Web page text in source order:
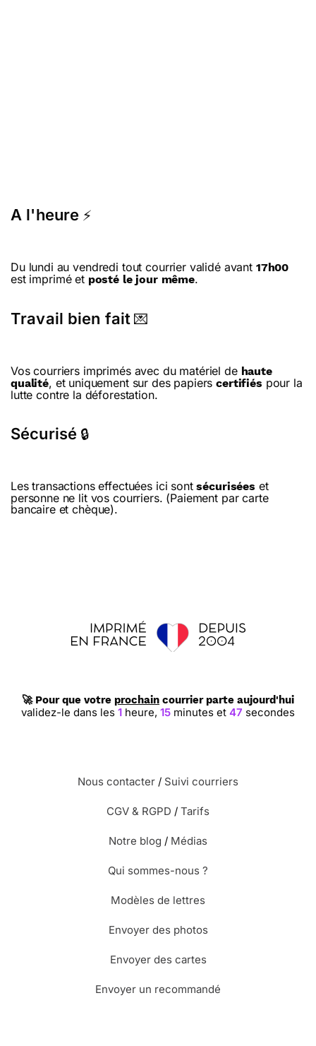
A l'heure ⚡
Du lundi au vendredi tout courrier validé avant 17h00
est imprimé et posté le jour même.
Travail bien fait 💌
Vos courriers imprimés avec du matériel de haute
qualité, et uniquement sur des papierscertifiés pour la
lutte contre la déforestation.
Sécurisé 🔒
Les transactions effectuées ici sontsécurisées et
personne ne lit vos courriers. (Paiement par carte
bancaire et chèque).
🚀 Pour que votre prochain courrier parte aujourd'hui
validez-le dans les 1heure, 15minutes et 46 secondes
Nous contacter / Suivi courriers
CGV & RGPD / Tarifs
Notre blog / Médias
Qui sommes-nous ?
Modèles de lettres
Envoyer des photos
Envoyer des cartes
Envoyer un recommandé